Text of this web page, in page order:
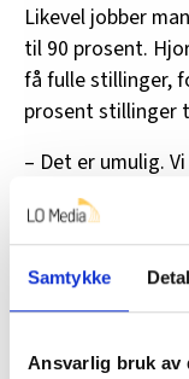
Samtykke
Ansvarlig bruk av
Likevel jobber
til 90 prosent.
få fulle stillinger,
prosent stillinger
– Det er umulig.
det mange
Hadde vi hatt en
Hjortland
– Vi har økt